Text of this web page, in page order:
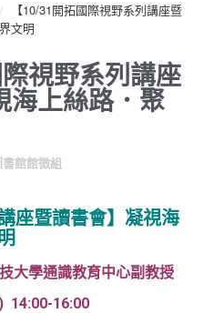
【10/31開拓國際視野系列講座暨
文明
視野系列講座
海上絲路．聚
書館館徵組
座暨讀書會】 凝視海
大學通識教育中心副教授
14:00-16:00